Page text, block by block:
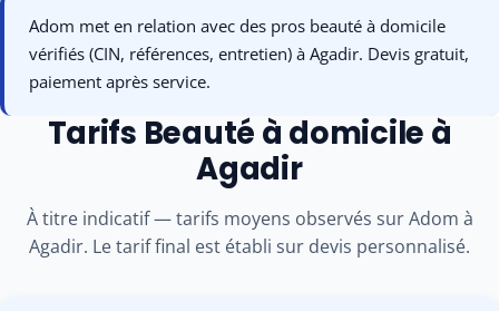
Disponible
Devis sous 24-48h
Adom met en relation avec des pros beauté à domicile
vérifiés (CIN, références, entretien) à Agadir. Devis gratuit,
paiement après service.
Tarifs Beauté à domicile à
Agadir
À titre indicatif — tarifs moyens observés sur Adom à
Agadir. Le tarif final est établi sur devis personnalisé.